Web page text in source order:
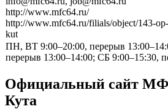
http://www.mfc64.ru/
http://www.mfc64.ru/filials/object/143-
kut
ПН, ВТ 9:00–20:00, перерыв
перерыв 13:00–14:00; СБ 9:00–15:30,
Официальный сайт
Кута